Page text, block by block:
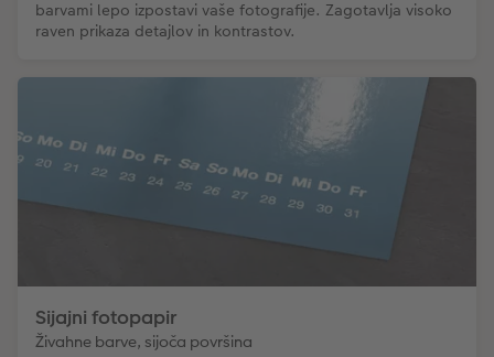
barvami lepo izpostavi vaše fotografije. Zagotavlja visoko
raven prikaza detajlov in kontrastov.
Sijajni fotopapir
Živahne barve, sijoča površina